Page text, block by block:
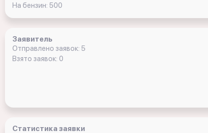
На бензин: 500
Заявитель
Отправлено заявок: 5
Взято заявок: 0
Статистика заявки